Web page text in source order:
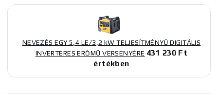
NEVEZÉS EGY 5,4 LE/3,2 kW TELJESÍTMÉNYŰ DIGITÁLIS
INVERTERES ERŐMŰ VERSENYÉRE 431 230 Ft
értékben